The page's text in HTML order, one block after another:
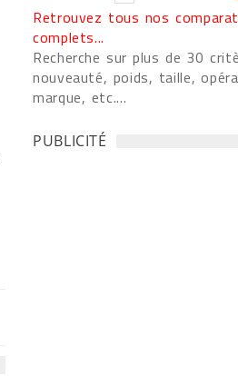
Retrouvez tous nos
complets...
Recherche sur plus de 30
nouveauté, poids, taille,
marque, etc....
PUBLICITÉ